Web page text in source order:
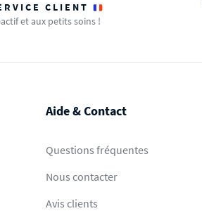
CLIENT
et aux petits soins !
Aide & Contact
Questions fréquentes
Nous contacter
Avis clients